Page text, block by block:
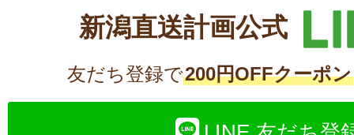
新潟直送計画公式
友だち登録で200円OFFクーポン